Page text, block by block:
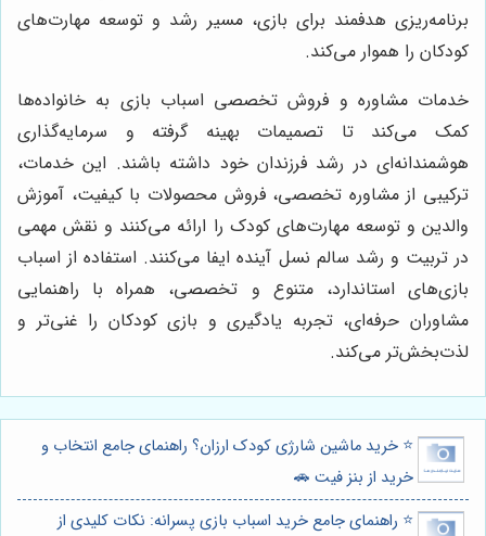
برنامه‌ریزی هدفمند برای بازی، مسیر رشد و توسعه مهارت‌های
کودکان را هموار می‌کند.
خدمات مشاوره و فروش تخصصی اسباب بازی به خانواده‌ها
کمک می‌کند تا تصمیمات بهینه گرفته و سرمایه‌گذاری
هوشمندانه‌ای در رشد فرزندان خود داشته باشند. این خدمات،
ترکیبی از مشاوره تخصصی، فروش محصولات با کیفیت، آموزش
والدین و توسعه مهارت‌های کودک را ارائه می‌کنند و نقش مهمی
در تربیت و رشد سالم نسل آینده ایفا می‌کنند. استفاده از اسباب
بازی‌های استاندارد، متنوع و تخصصی، همراه با راهنمایی
مشاوران حرفه‌ای، تجربه یادگیری و بازی کودکان را غنی‌تر و
لذت‌بخش‌تر می‌کند.
⭐️ خرید ماشین شارژی کودک ارزان؟ راهنمای جامع انتخاب و
خرید از بنز فیت 🚗
⭐️ راهنمای جامع خرید اسباب بازی پسرانه: نکات کلیدی از